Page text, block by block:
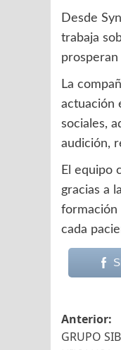
Desde
trabaja
prosperan
La
actuación
sociales,
audición,
El equipo
gracias a
formación
cada
Anterior:
GRUPO